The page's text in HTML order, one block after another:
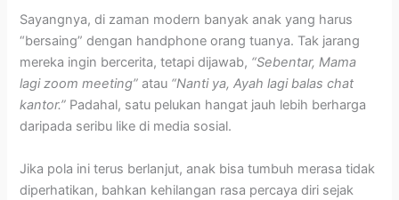
Sayangnya, di zaman modern banyak anak yang harus
“bersaing” dengan handphone orang tuanya. Tak jarang
mereka ingin bercerita, tetapi dijawab, “Sebentar, Mama
lagi zoom meeting” atau “Nanti ya, Ayah lagi balas chat
kantor.” Padahal, satu pelukan hangat jauh lebih berharga
daripada seribu like di media sosial.
Jika pola ini terus berlanjut, anak bisa tumbuh merasa tidak
diperhatikan, bahkan kehilangan rasa percaya diri sejak